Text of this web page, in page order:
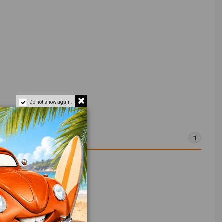
1
Do not show again.